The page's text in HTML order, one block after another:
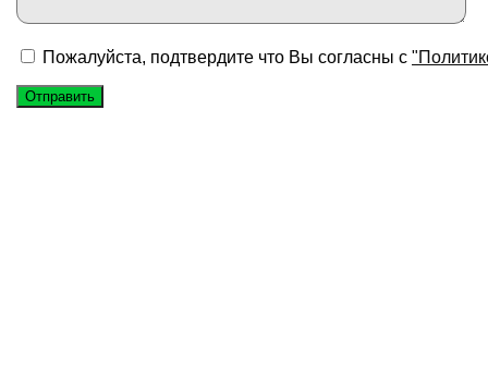
Пожалуйста, подтвердите что Вы согласны с